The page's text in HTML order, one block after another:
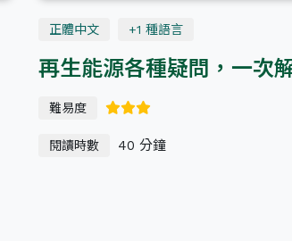
正體中文 +1 種語言
再生能源各種疑問，一次
難易度
閱讀時數 40 分鐘